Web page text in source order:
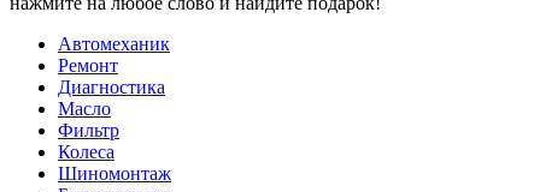
Автомеханик
Ремонт
Диагностика
Масло
Фильтр
Колеса
Шиномонтаж